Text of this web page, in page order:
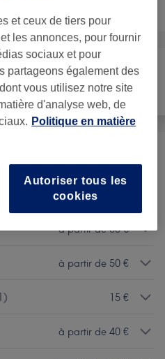
Manucure et
des pieds
Épilation
à partir de 8 €
à partir de 35 €
à partir de 50 €
) 15 €
à partir de 40 €
et ceux de tiers pour
les annonces, pour fournir
sociaux et pour
partageons également des
vous utilisez notre site
d'analyse web, de
Politique en matière
Autoriser tous les
cookies